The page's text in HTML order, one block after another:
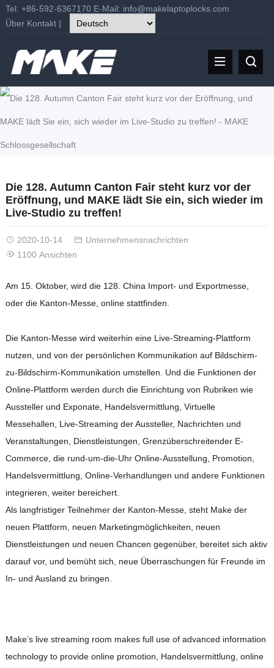
Tel: +86-592-6367170 E-Mail: info@makelaptoplocks.com
Über Kontakt|
Die 128. Autumn Canton Fair steht kurz vor der
Eröffnung, und MAKE lädt Sie ein, sich wieder im
Live-Studio zu treffen!
2020-10-14
Unternehmensnachrichten
1100 Ansichten
Am 15. Oktober, wird die 128. China Import- und Exportmesse,
oder die Kanton-Messe, online stattfinden.
Die Kanton-Messe wird weiterhin eine Live-Streaming-Plattform
nutzen, und von der persönlichen Kommunikation auf Bildschirm-
zu-Bildschirm-Kommunikation umstellen. Und die Funktionen der
Online-Plattform werden durch die Einrichtung von Rubriken wie
Aussteller und Exponate, Handelsvermittlung, Virtuelle
Messehallen, Live-Streaming der Aussteller, Nachrichten und
Veranstaltungen, Dienstleistungen, Grenzüberschreitender E-
Commerce, die rund-um-die-Uhr Online-Ausstellung, Promotion,
Handelsvermittlung, Online-Verhandlungen und andere Funktionen
integrieren, weiter bereichert.
Als langfristiger Teilnehmer der Kanton-Messe, steht Make der
neuen Plattform, neuen Marketingmöglichkeiten, neuen
Dienstleistungen und neuen Chancen gegenüber, bereitet sich aktiv
darauf vor, und bemüht sich, neue Überraschungen für Freunde im
In- und Ausland zu bringen.
Make’s live streaming room makes full use of advanced information
technology to provide online promotion , Handelsvermittlung, online